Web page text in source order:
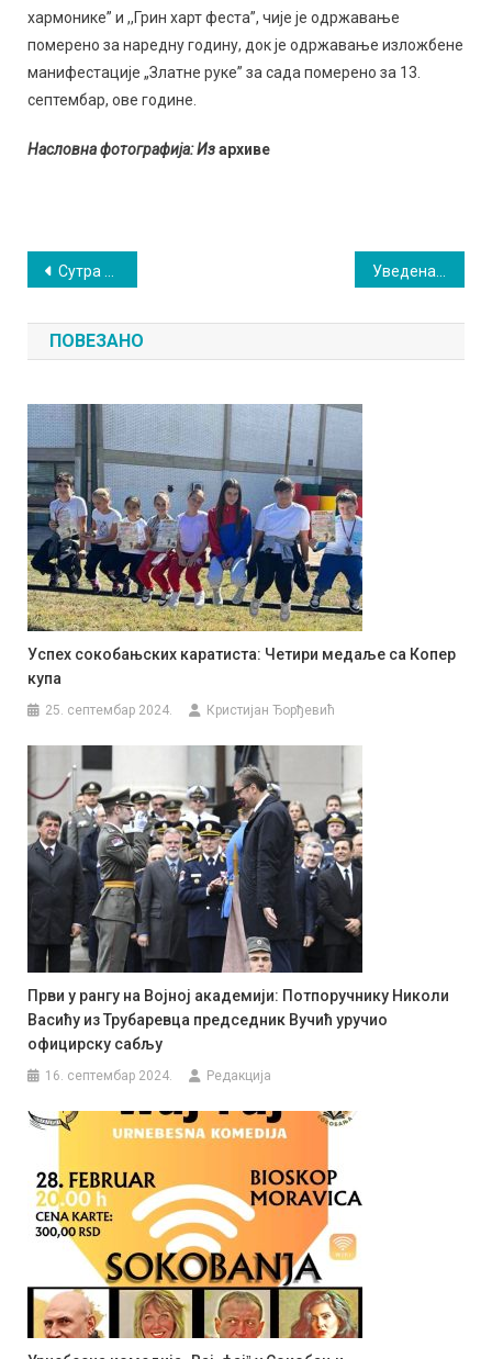
хармонике” и ,,Грин харт феста”, чије је одржавање
померено за наредну годину, док је одржавање изложбене
манифестације „Златне руке” за сада померено за 13.
септембар, ове године.
Насловна фотографија: Изархиве
Кретање
чланка
Сутра отежано водоснабдевање
ПОВЕЗАНО
Успех сокобањских каратиста: Четири медаље са Копер
купа
25. септембар 2024. Кристијан Ђорђевић
Први у рангу на Војној академији: Потпоручнику Николи
Васићу из Трубаревца председник Вучић уручио
официрску сабљу
16. септембар 2024. Редакција